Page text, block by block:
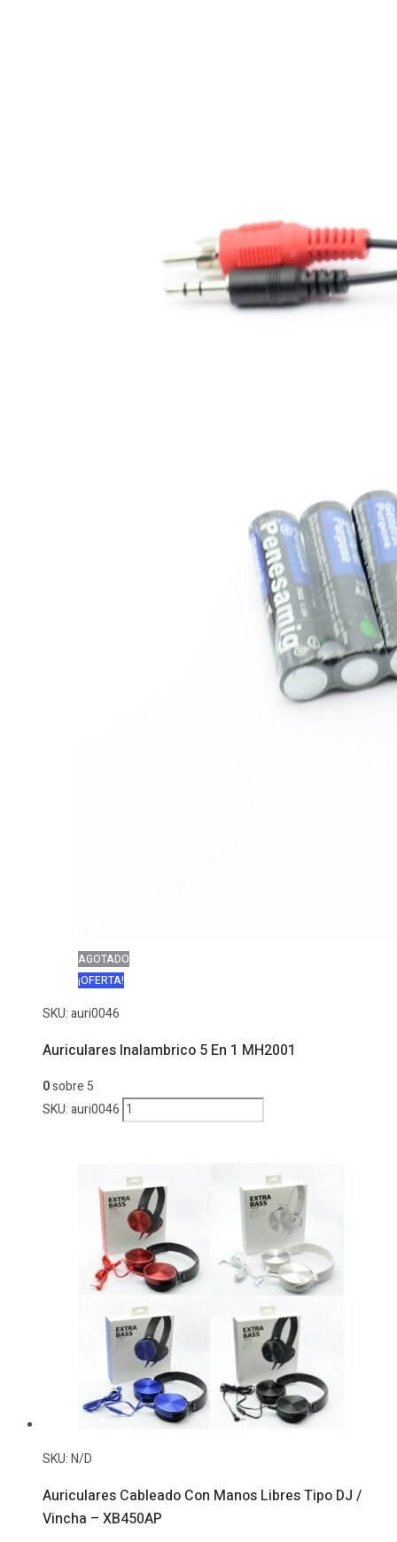
AGOTADO
¡OFERTA!
SKU:auri0046
Auriculares Inalambrico 5 En 1 MH2001
0sobre 5
SKU:auri0046 Auriculares
Inalambrico
1
MH2001
cantidad
SKU:N/D
Auriculares Cableado Con Manos Libres Tipo DJ /
Vincha – XB450AP